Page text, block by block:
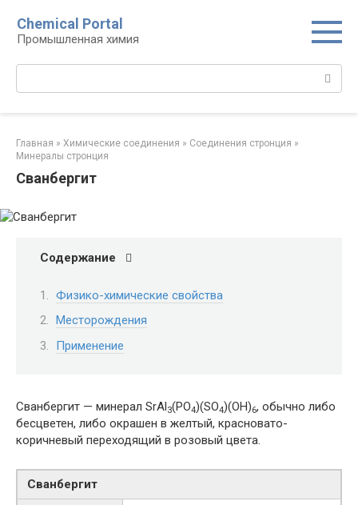
контенту
Chemical Portal
Промышленная химия
Главная » Химические соединения » Соединения стронция‎ »
Минералы стронция‎
Сванбергит
Содержание
Физико-химические свойства
Месторождения
Применение
Сванбергит — минерал SrAl3(PO4)(SO4)(OH)6, обычно либо
бесцветен, либо окрашен в желтый, красновато-
коричневый переходящий в розовый цвета.
Сванбергит